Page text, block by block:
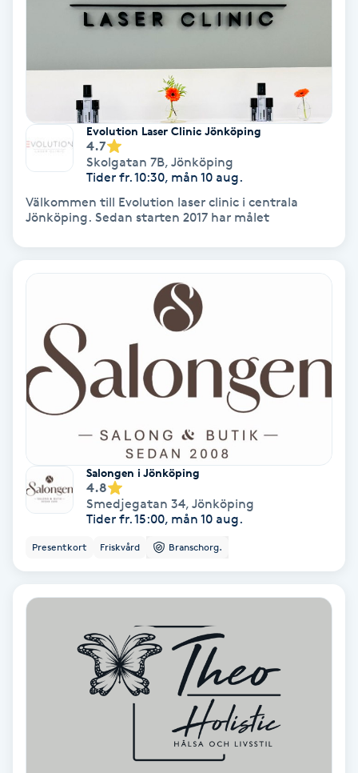
Regndroppsmassage
Reikihealing
Reiki massage
Rosenmetoden
Ryggmassage
Samtalsterapi
Shiatsu
Singelfransar
Skalpmassage
Skinbooster
Evolution Laser Clinic Jönköping
4.7
Skolgatan 7B, Jönköping
Tider fr. 10:30, mån 10 aug.
Välkommen till Evolution laser clinic i centrala
Jönköping. Sedan starten 2017 har målet
Salongen i Jönköping
4.8
Smedjegatan 34, Jönköping
Tider fr. 15:00, mån 10 aug.
Presentkort Friskvård Branschorg.